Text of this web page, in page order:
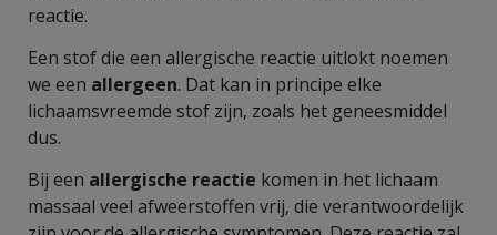
reactie.
Een stof die een allergische reactie uitlokt noemen
we een allergeen. Dat kan in principe elke
lichaamsvreemde stof zijn, zoals het geneesmiddel
dus.
Bij een allergische reactie komen in het lichaam
massaal veel afweerstoffen vrij, die verantwoordelijk